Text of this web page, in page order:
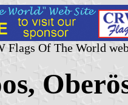
Flags Of The World